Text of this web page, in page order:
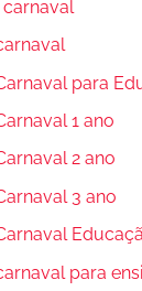
carnaval
para
1 ano
2 ano
3 ano
para